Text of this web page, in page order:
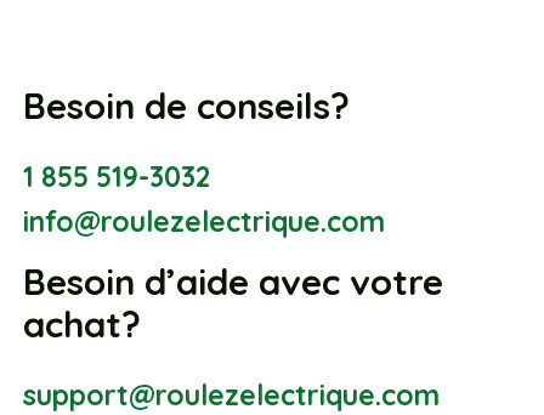
Besoin de conseils?
1 855 519-3032
info@roulezelectrique.com
Besoin d’aide avec votre
achat?
support@roulezelectrique.com